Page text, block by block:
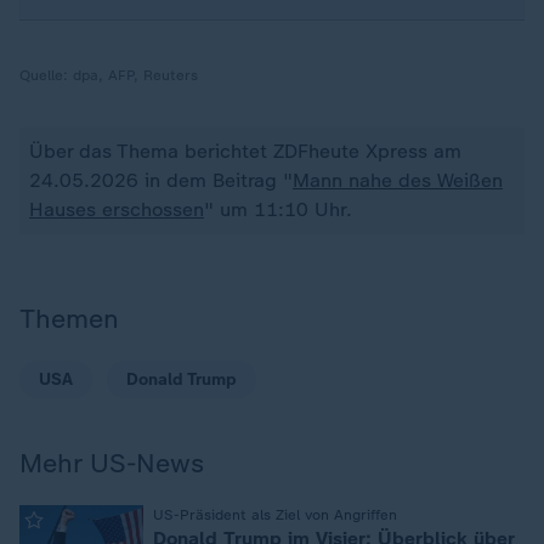
Über das Thema berichtet ZDFheute Xpress am
24.05.2026 in dem Beitrag " Mann nahe des Weißen
Hauses erschossen" um 11:10 Uhr.
Themen
USA Donald Trump
Mehr US-News
US-Präsident als Ziel von Angriffen
Donald Trump im Visier: Überblick über